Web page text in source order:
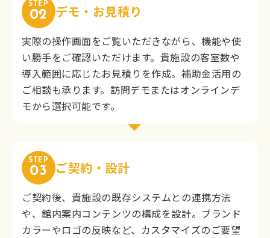
STEP
02 デモ・お見積り
実際の操作画面をご覧いただきながら、機能や使
い勝手をご確認いただけます。貴施設の客室数や
導入範囲に応じたお見積りを作成。補助金活用の
ご相談も承ります。訪問デモまたはオンラインデ
モから選択可能です。
STEP
03 ご契約・設計
ご契約後、貴施設の既存システムとの連携方法
や、館内案内コンテンツの構成を設計。ブランド
カラーやロゴの反映など、カスタマイズのご要望